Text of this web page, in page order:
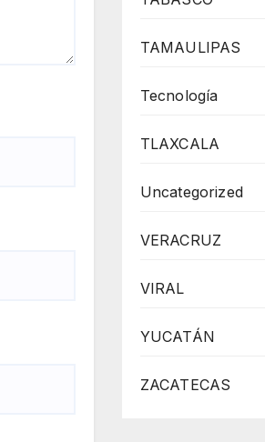
TAMAULIPAS
Tecnología
TLAXCALA
Uncategorized
VERACRUZ
VIRAL
YUCATÁN
ZACATECAS